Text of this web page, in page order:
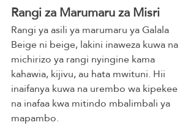
Rangi za Marumaru za Misri
Rangi ya asili ya marumaru ya Galala
Beige ni beige, lakini inaweza kuwa na
michirizo ya rangi nyingine kama
kahawia, kijivu, au hata mwituni. Hii
inaifanya kuwa na urembo wa kipekee
na inafaa kwa mitindo mbalimbali ya
mapambo.